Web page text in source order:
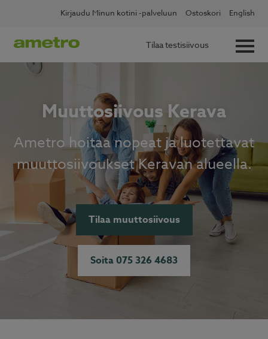
content
Kirjaudu Minun kotini -palveluun Ostoskori English
Tilaa testisiivous
Muuttosiivous Kerava
Ametro hoitaa nopeat ja luotettavat
muuttosiivoukset Keravan alueella.
Tilaa muuttosiivous
Soita 075 326 4683